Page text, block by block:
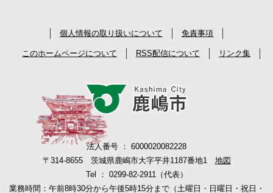
個人情報の取り扱いについて 免責事項
このホームページについて RSS配信について リンク集
法人番号 ： 6000020082228
〒314-8655 茨城県鹿嶋市大字平井1187番地1 地図
Tel ： 0299-82-2911（代表）
業務時間：午前8時30分から午後5時15分まで（土曜日・日曜日・祝日・